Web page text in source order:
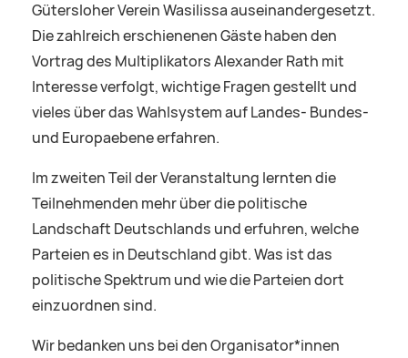
Gütersloher Verein Wasilissa auseinandergesetzt.
Die zahlreich erschienenen Gäste haben den
Vortrag des Multiplikators Alexander Rath mit
Interesse verfolgt, wichtige Fragen gestellt und
vieles über das Wahlsystem auf Landes- Bundes-
und Europaebene erfahren.
Im zweiten Teil der Veranstaltung lernten die
Teilnehmenden mehr über die politische
Landschaft Deutschlands und erfuhren, welche
Parteien es in Deutschland gibt. Was ist das
politische Spektrum und wie die Parteien dort
einzuordnen sind.
Wir bedanken uns bei den Organisator*innen